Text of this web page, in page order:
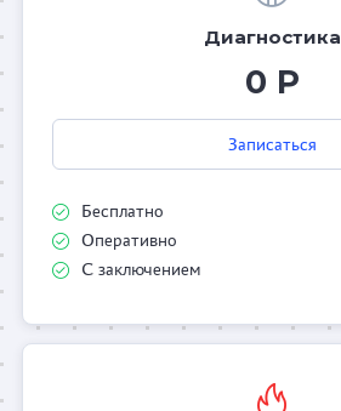
Диагностика
0 Р
Записаться
Бесплатно
Оперативно
С заключением